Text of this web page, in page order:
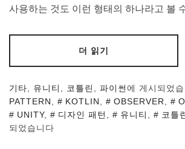
사용하는 것도 이런 형태의 하나라고 볼
더 읽기
기타 유니티 코틀린 파이썬에 게시되었
PATTERN
KOTLIN OBSERVER
UNITY, 디자인 패턴 유니티 코틀
되었습니다